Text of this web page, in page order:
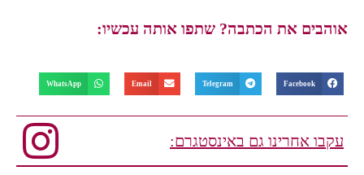
אוהבים את הכתבה? שתפו אותה עכשיו:
Facebook
Telegram
Email
WhatsApp
עקבו אחרינו גם באינסטגרם: